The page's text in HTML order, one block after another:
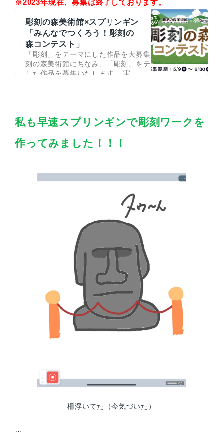
※2023年現在、募集は終了しております。
彫刻の森美術館×スプリンギン
「みんなでつくろう！彫刻の
森コンテスト」
「彫刻」をテーマにした作品を大募集！ 彫
刻の森美術館にちなみ、「彫刻」をテーマに
した作品を募集いたします。 実
私も早速スプリンギンで彫刻ワークを
作ってみました！！！
柵浮いてた（今気づいた）
…